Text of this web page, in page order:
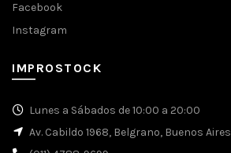
Facebook
Instagram
IMPROSTOCK
Lunes a Sábados de 10:00 a 20:00
Av. Cabildo 1968, Belgrano, Buenos Aires